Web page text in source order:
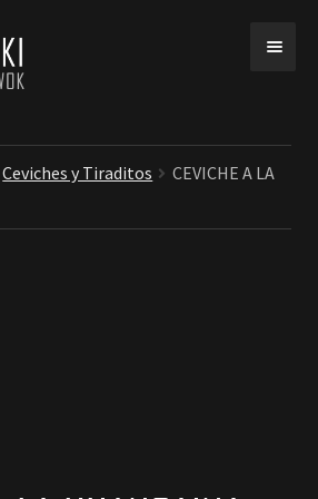
Ceviches y Tiraditos
CEVICHE A LA